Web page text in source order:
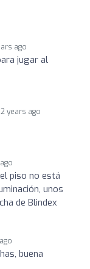
ago
jugar al
2 years ago
piso no está
unos
de Blindex
buena